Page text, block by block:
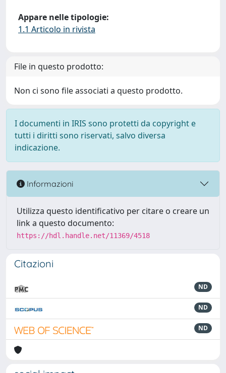
Appare nelle tipologie:
1.1 Articolo in rivista
File in questo prodotto:
Non ci sono file associati a questo prodotto.
I documenti in IRIS sono protetti da copyright e
tutti i diritti sono riservati, salvo diversa
indicazione.
Informazioni
Utilizza questo identificativo per citare o creare un
link a questo documento:
https://hdl.handle.net/11369/4518
Citazioni
ND
ND
ND